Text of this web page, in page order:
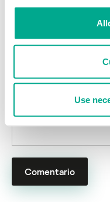
Use
Su dirección de
campos obligatorios